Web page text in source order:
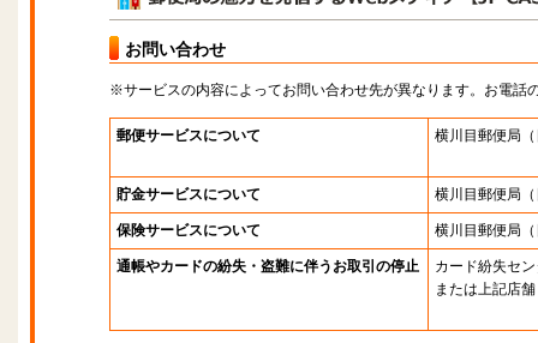
お問い合わせ
※サービスの内容によってお問い合わせ先が異なります。お電話
郵便サービスについて 横川目郵便局
貯金サービスについて 横川目郵便局
保険サービスについて 横川目郵便局
通帳やカードの紛失・盗難に伴うお取引の停止
カード紛失セ
または上記店舗